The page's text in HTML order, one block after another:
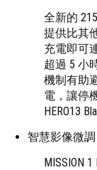
全新的
提供比其
充電即可
超過 5 小
機制有助
電，讓停
HERO13
智慧影像微調
MISSION